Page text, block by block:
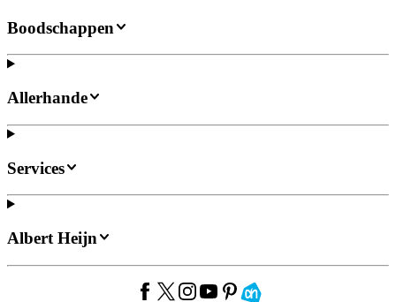
Boodschappen
Allerhande
Services
Albert Heijn